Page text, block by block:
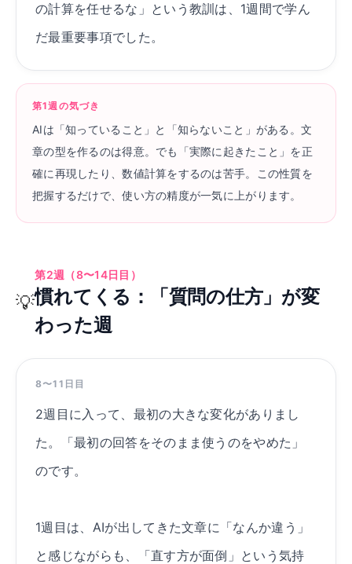
の計算を任せるな」という教訓は、1週間で学ん
だ最重要事項でした。
第1週の気づき
AIは「知っていること」と「知らないこと」がある。文
章の型を作るのは得意。でも「実際に起きたこと」を正
確に再現したり、数値計算をするのは苦手。この性質を
把握するだけで、使い方の精度が一気に上がります。
💡
第2週（8〜14日目）
慣れてくる：「質問の仕方」が変
わった週
8〜11日目
2週目に入って、最初の大きな変化がありまし
た。「最初の回答をそのまま使うのをやめた」
のです。
1週目は、AIが出してきた文章に「なんか違う」
と感じながらも、「直す方が面倒」という気持